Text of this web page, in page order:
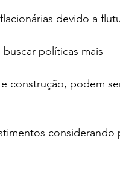
devido a
políticas mais
construção, podem
considerando